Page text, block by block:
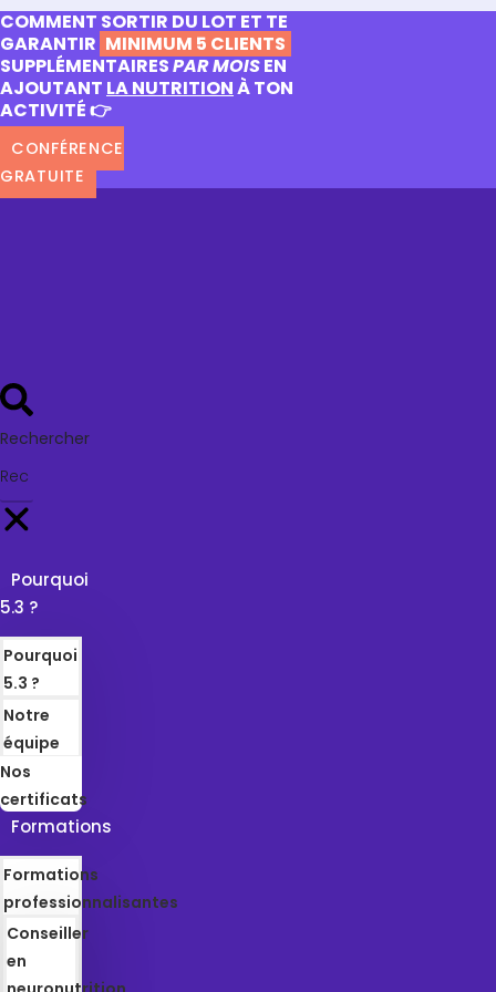
COMMENT SORTIR DU LOT ET TE
GARANTIR MINIMUM 5 CLIENTS
SUPPLÉMENTAIRESPAR MOISEN
AJOUTANT LA NUTRITIONÀ TON
ACTIVITÉ 👉
CONFÉRENCE
GRATUITE
Rechercher
Pourquoi
5.3 ?
Pourquoi
5.3 ?
Notre
équipe
Nos
certificats
Formations
Formations
professionnalisantes
Conseiller
en